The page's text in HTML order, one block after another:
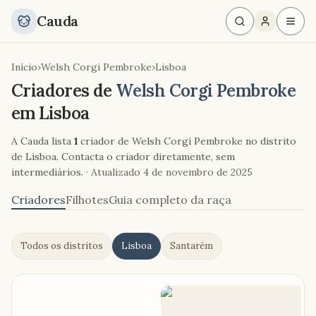
Cauda
Início›Welsh Corgi Pembroke›Lisboa
Criadores de Welsh Corgi Pembroke
emLisboa
A Cauda lista 1 criador de Welsh Corgi Pembroke no distrito
de Lisboa. Contacta o criador diretamente, sem
intermediários. · Atualizado 4 de novembro de 2025
CriadoresFilhotesGuia completo da raça
Todos os distritos Lisboa Santarém